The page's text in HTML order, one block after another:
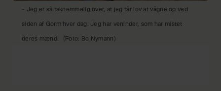
– Jeg er så taknemmelig over, at jeg får lov at vågne op ved
siden af Gorm hver dag. Jeg har veninder, som har mistet
deres mænd. (Foto: Bo Nymann)